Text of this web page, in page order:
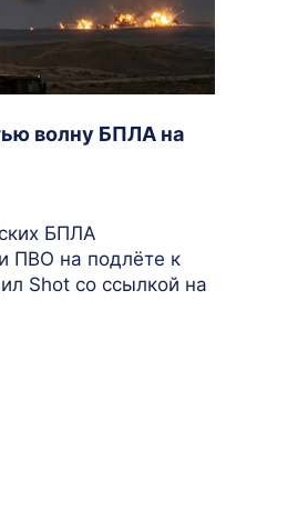
волну БПЛА на
БПЛА
ПВО на подлёте к
Shot со ссылкой на